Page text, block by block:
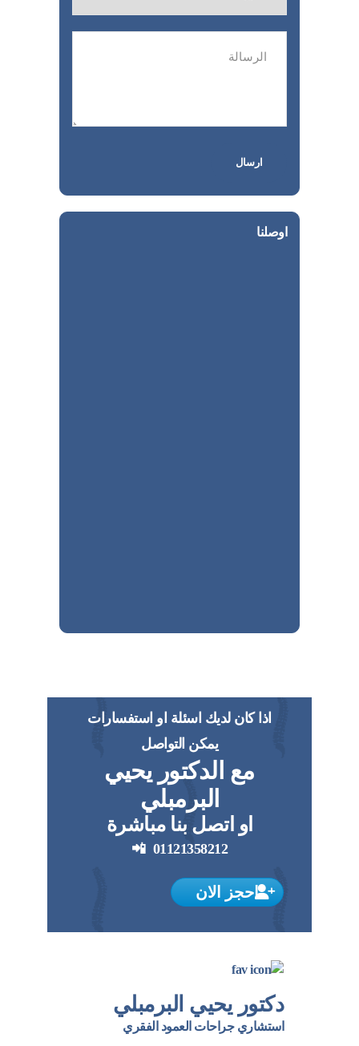
اوصلنا
اذا كان لديك اسئلة او استفسارات
يمكن التواصل
مع الدكتور يحيي
البرمبلي
او اتصل بنا مباشرة
01121358212
📲
احجز الان
دكتور يحيي البرمبلي
استشاري جراحات العمود الفقري